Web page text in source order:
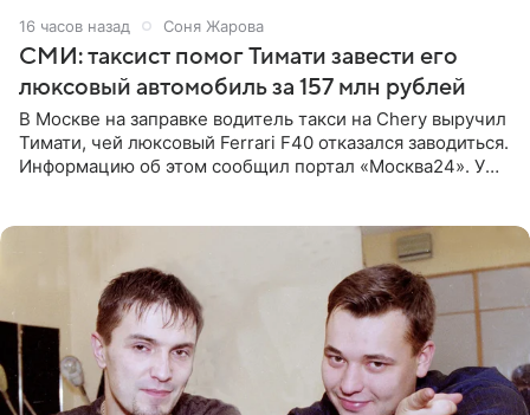
16 часов назад Соня Жарова
СМИ: таксист помог Тимати завести его
люксовый автомобиль за 157 млн рублей
В Москве на заправке водитель такси на Chery выручил
Тимати, чей люксовый Ferrari F40 отказался заводиться.
Информацию об этом сообщил портал «Москва24». У